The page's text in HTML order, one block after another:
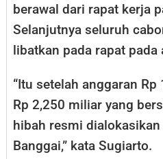
berawal dari rapat kerja
Selanjutnya seluruh
libatkan pada rapat pada
“Itu setelah anggaran
Rp 2,250 miliar yang
hibah resmi
Banggai,” kata Sugiarto.